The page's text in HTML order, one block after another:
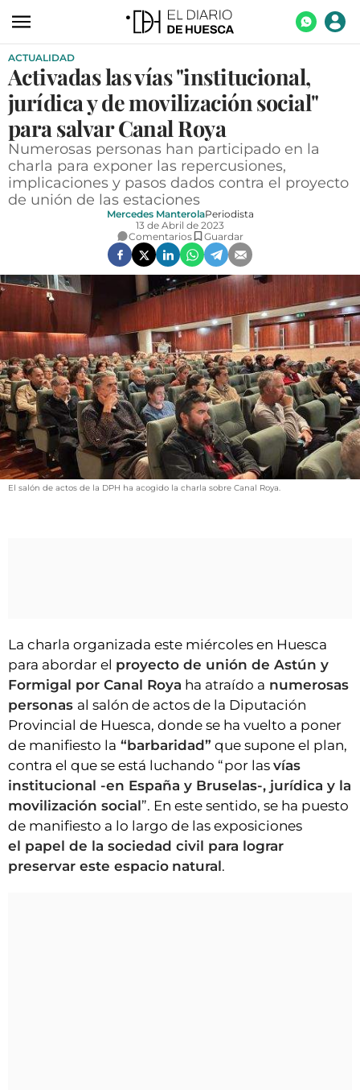
ACTUALIDAD
ECONOMÍA
TECNOLOGÍA
TURISMO
AGROALIMENTACIÓN
SOCIEDAD
OPINIÓN
GALERÍAS
VÍDEOS
CONTACTAR
FIESTAS EN EL ALTO ARAGÓN
FIESTAS DE SAN LORENZO
AGENDA
CLUB DEL AMIGO MILITANTE
INICIAR SESIÓN
ACTUALIDAD
Activadas las vías "institucional,
jurídica y de movilización social"
para salvar Canal Roya
Numerosas personas han participado en la
charla para exponer las repercusiones,
implicaciones y pasos dados contra el proyecto
de unión de las estaciones
Mercedes ManterolaPeriodista
13 de Abril de 2023
Comentarios
Guardar
El salón de actos de la DPH ha acogido la charla sobre Canal Roya.
La charla organizada este miércoles en Huesca
para abordar el proyecto de unión de Astún y
Formigal por Canal Roya ha atraído a numerosas
personas al salón de actos de la Diputación
Provincial de Huesca, donde se ha vuelto a poner
de manifiesto la “barbaridad” que supone el plan,
contra el que se está luchando “por las vías
institucional -en España y Bruselas-, jurídica y la
movilización social”. En este sentido, se ha puesto
de manifiesto a lo largo de las exposiciones
el papel de la sociedad civil para lograr
preservar este espacio natural.